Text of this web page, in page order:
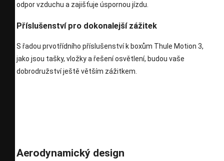
odpor vzduchu a zajišťuje úspornou jízdu.
Příslušenství pro dokonalejší zážitek
S řadou prvotřídního příslušenství k boxům Thule Motion 3,
jako jsou tašky, vložky a řešení osvětlení, budou vaše
dobrodružství ještě větším zážitkem.
Aerodynamický design